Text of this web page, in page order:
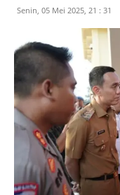
Senin, 05 Mei 2025, 21 : 31